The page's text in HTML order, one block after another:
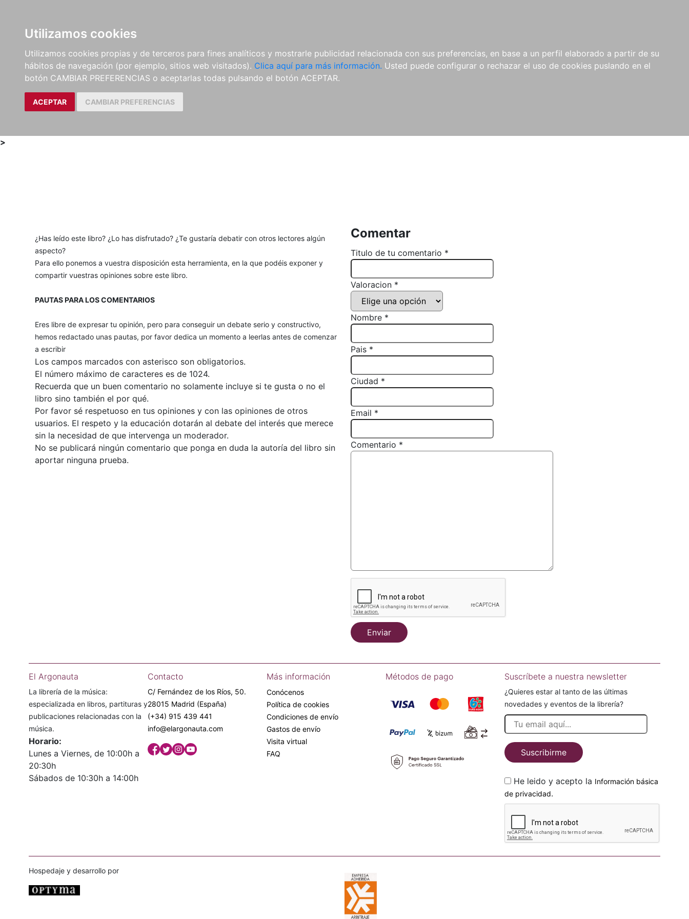
Utilizamos cookies
Utilizamos cookies propias y de terceros para fines analíticos y mostrarle publicidad relacionada con sus preferencias, en base a un perfil elaborado a partir de su
hábitos de navegación (por ejemplo, sitios web visitados). Clica aquí para más información. Usted puede configurar o rechazar el uso de cookies puslando en el
botón CAMBIAR PREFERENCIAS o aceptarlas todas pulsando el botón ACEPTAR.
ACEPTAR CAMBIAR PREFERENCIAS
LIBROS
MÉTODOS Y
EJERCICIOS
PARTITURAS Y EDICIONES
CRÍTICAS
REVISTAS
CDS Y
DVDS
MATERIAL
COMPLEMENTARIO
NOVEDADES NOTICIAS
COMPRAS
INSTITUCIONALES
>
¿Has leído este libro? ¿Lo has disfrutado? ¿Te gustaría debatir con otros lectores algún
aspecto?
Para ello ponemos a vuestra disposición esta herramienta, en la que podéis exponer y
compartir vuestras opiniones sobre este libro.
PAUTAS PARA LOS COMENTARIOS
Eres libre de expresar tu opinión, pero para conseguir un debate serio y constructivo,
hemos redactado unas pautas, por favor dedica un momento a leerlas antes de comenzar
a escribir
Los campos marcados con asterisco son obligatorios.
El número máximo de caracteres es de 1024.
Recuerda que un buen comentario no solamente incluye si te gusta o no el
libro sino también el por qué.
Por favor sé respetuoso en tus opiniones y con las opiniones de otros
usuarios. El respeto y la educación dotarán al debate del interés que merece
sin la necesidad de que intervenga un moderador.
No se publicará ningún comentario que ponga en duda la autoría del libro sin
aportar ninguna prueba.
Comentar
Titulo de tu comentario *
Valoracion *
Nombre *
Pais *
Ciudad *
Email *
Comentario *
Enviar
El Argonauta
La librería de la música:
especializada en libros, partituras y
publicaciones relacionadas con la
música.
Horario:
Lunes a Viernes, de 10:00h a
20:30h
Sábados de 10:30h a 14:00h
Contacto
C/ Fernández de los Ríos, 50.
28015 Madrid (España)
(+34) 915 439 441
info@elargonauta.com
Más información
Conócenos
Política de cookies
Condiciones de envío
Gastos de envío
Visita virtual
FAQ
Métodos de pago Suscríbete a nuestra newsletter
¿Quieres estar al tanto de las últimas
novedades y eventos de la librería?
Suscribirme
He leido y acepto la Información básica
de privacidad.
Hospedaje y desarrollo por